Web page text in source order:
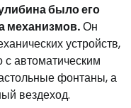
было его
механизмов.Он
устройств,
с автоматическим
фонтаны, а
вездеход.